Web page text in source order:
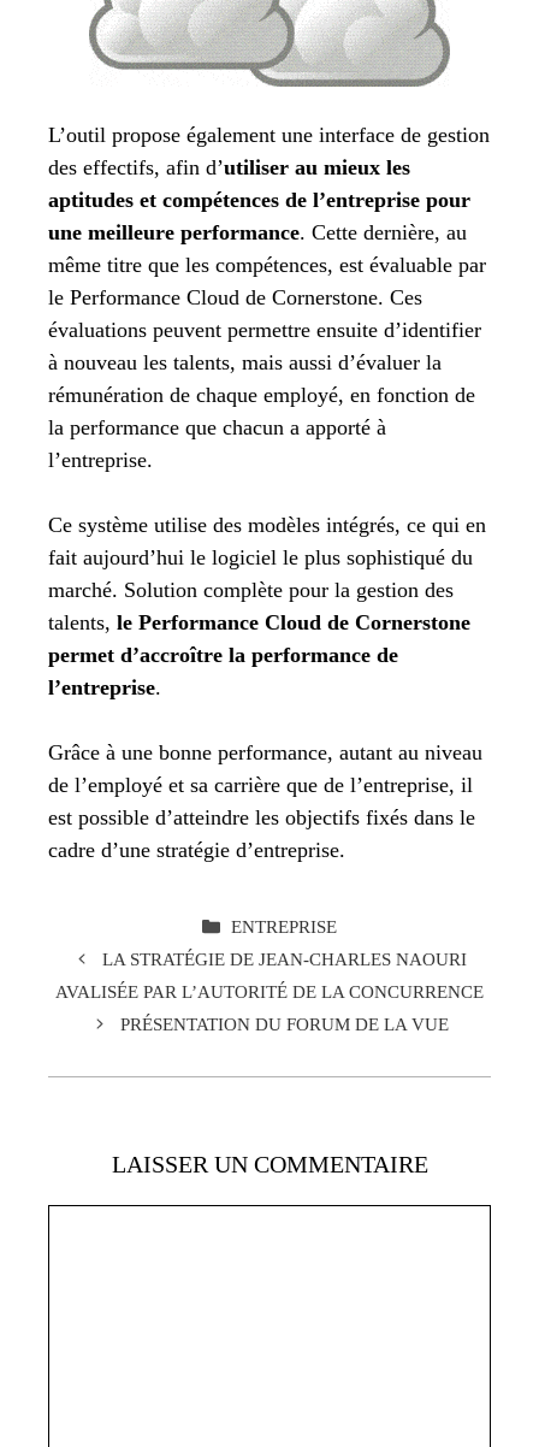
L’outil propose également une interface de gestion
des effectifs, afin d’utiliser au mieux les
aptitudes et compétences de l’entreprise pour
une meilleure performance. Cette dernière, au
même titre que les compétences, est évaluable par
le Performance Cloud de Cornerstone. Ces
évaluations peuvent permettre ensuite d’identifier
à nouveau les talents, mais aussi d’évaluer la
rémunération de chaque employé, en fonction de
la performance que chacun a apporté à
l’entreprise.
Ce système utilise des modèles intégrés, ce qui en
fait aujourd’hui le logiciel le plus sophistiqué du
marché. Solution complète pour la gestion des
talents, le Performance Cloud de Cornerstone
permet d’accroître la performance de
l’entreprise.
Grâce à une bonne performance, autant au niveau
de l’employé et sa carrière que de l’entreprise, il
est possible d’atteindre les objectifs fixés dans le
cadre d’une stratégie d’entreprise.
CATÉGORIES
ENTREPRISE
LA STRATÉGIE DE JEAN-CHARLES NAOURI
AVALISÉE PAR L’AUTORITÉ DE LA CONCURRENCE
PRÉSENTATION DU FORUM DE LA VUE
LAISSER UN COMMENTAIRE